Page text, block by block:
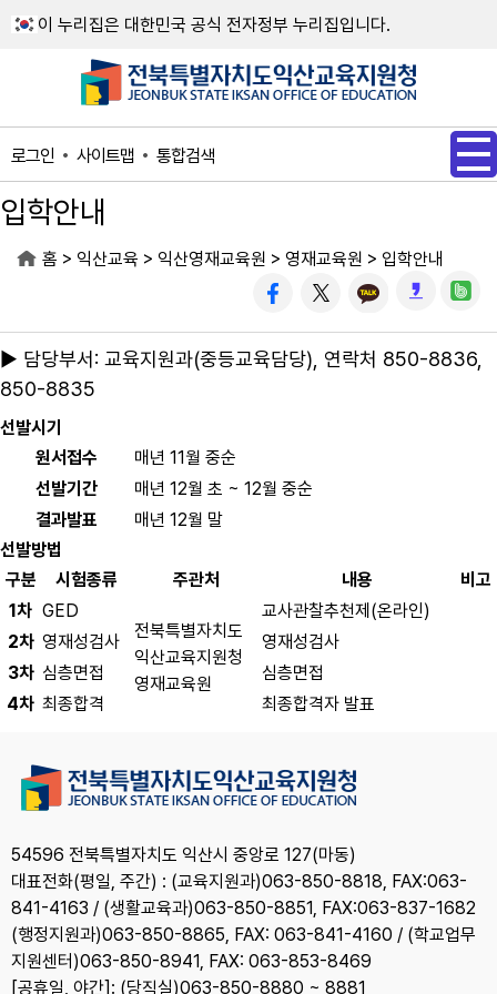
이 누리집은 대한민국 공식 전자정부 누리집입니다.
로그인 사이트맵 통합검색
입학안내
홈 > 익산교육 > 익산영재교육원 > 영재교육원 > 입학안내
▶ 담당부서: 교육지원과(중등교육담당), 연락처 850-8836,
850-8835
선발시기
원서접수
매년 11월 중순
선발기간
매년 12월 초 ~ 12월 중순
결과발표
매년 12월 말
선발방법
구분
시험종류 주관처 내용
비고
1차 GED
전북특별자치도
익산교육지원청
영재교육원
교사관찰추천제(온라인)
2차 영재성검사
영재성검사
3차 심층면접
심층면접
4차 최종합격 최종합격자 발표
54596 전북특별자치도 익산시 중앙로 127(마동)
대표전화(평일, 주간) : (교육지원과)063-850-8818, FAX:063-
841-4163 / (생활교육과)063-850-8851, FAX:063-837-1682
(행정지원과)063-850-8865, FAX: 063-841-4160 / (학교업무
지원센터)063-850-8941, FAX: 063-853-8469
[공휴일, 야간]: (당직실)063-850-8880 ~ 8881